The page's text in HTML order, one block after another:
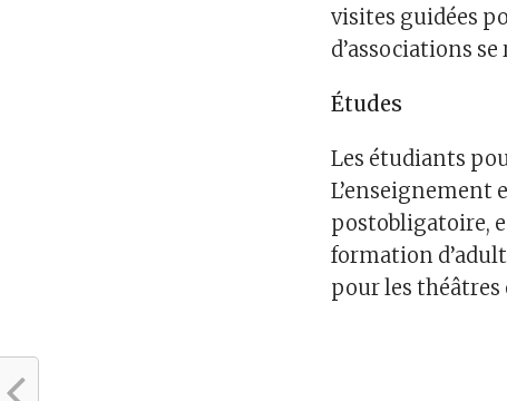
visites guidées
d’associations
Études
Les étudiants
L’enseignement
postobligatoire,
formation
pour les théâtres